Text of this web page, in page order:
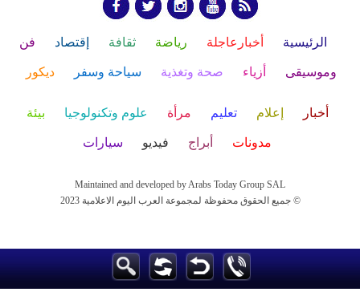
الرئيسية أخبارعاجلة رياضة ثقافة إقتصاد فن
وموسيقى أزياء صحة وتغذية سياحة وسفر ديكور
أخبار إعلام تعليم مرأة علوم وتكنولوجيا بيئة
مدونات أبراج فيديو سيارات
Maintained and developed by Arabs Today Group SAL
جميع الحقوق محفوظة لمجموعة العرب اليوم الاعلامية 2023 ©